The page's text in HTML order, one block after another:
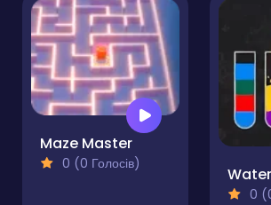
Maze Master
0 (0 Голосів)
0